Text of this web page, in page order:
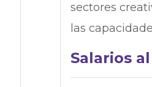
sectores
las
Salarios